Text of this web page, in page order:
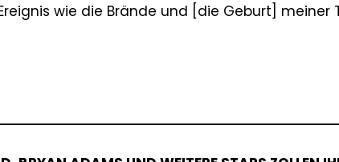
wie die Brände und [die Geburt] meiner